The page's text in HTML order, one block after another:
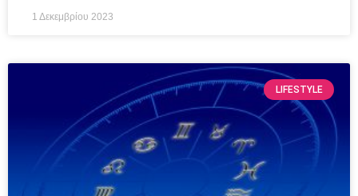
1 Δεκεμβρίου 2023
LIFESTYLE